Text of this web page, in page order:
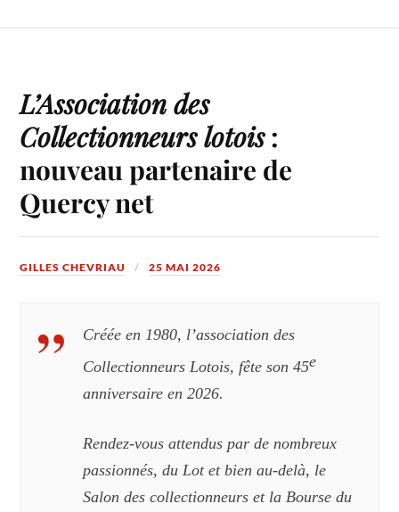
L’Association des
Collectionneurs lotois:
nouveau partenaire de
Quercy net
GILLES CHEVRIAU 25 MAI 2026
Créée en 1980, l’association des
Collectionneurs Lotois, fête son 45e
anniversaire en 2026.
Rendez-vous attendus par de nombreux
passionnés, du Lotet bien au-delà, le
Salon des collectionneurs et la Bourse du